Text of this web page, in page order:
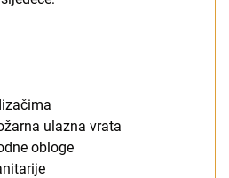
ulazna vrata
obloge